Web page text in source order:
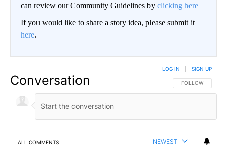
can review our Community Guidelines by clicking here
If you would like to share a story idea, please submit it
here.
Conversation FOLLOW THIS
FOLLOW
LOG IN SIGN UP
ALL COMMENTS NEWEST